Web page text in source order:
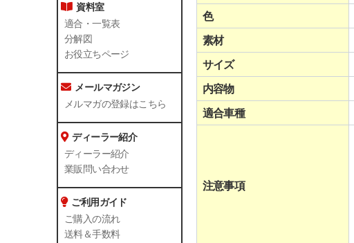
資料室
適合・一覧表
分解図
お役立ちページ
メールマガジン
メルマガの登録はこちら
ディーラー紹介
ディーラー紹介
業販問い合わせ
ご利用ガイド
ご購入の流れ
送料＆手数料
色
素材
サイズ
内容物
適合車種
注意事項